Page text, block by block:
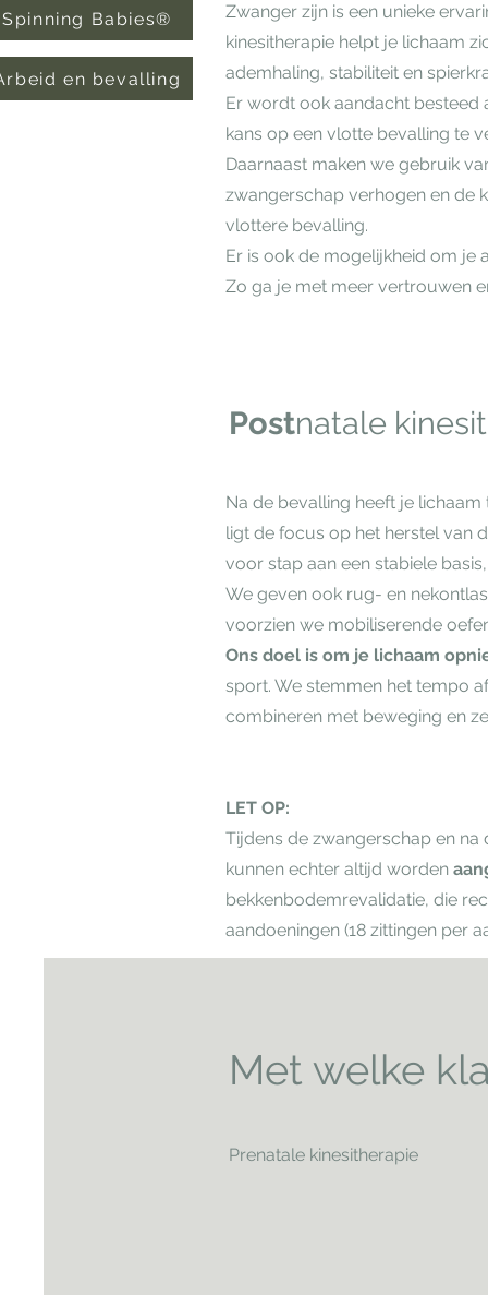
Spinning Babies®
en bevalling
Zwanger zijn is een unieke
kinesitherapie helpt je lichaam
ademhaling, stabiliteit en
Er wordt ook aandacht besteed
kans op een vlotte bevalling te
Daarnaast maken we gebruik
zwangerschap verhogen en de
vlottere bevalling.
Er is ook de mogelijkheid om je
Zo ga je met meer vertrouwen
Postnatale
Na de bevalling heeft je
ligt de focus op het herstel van
voor stap aan een stabiele
We geven ook rug- en
voorzien we mobiliserende
Ons doel is om je lichaam
sport. We stemmen het tempo
combineren met beweging en
LET OP:
Tijdens de zwangerschap en
kunnen echter altijd worden
bekkenbodemrevalidatie, die
aandoeningen (18 zittingen per
Met welke
Prenatale kinesitherapie